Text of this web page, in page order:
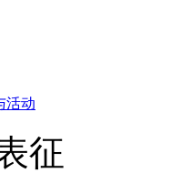
活动
征